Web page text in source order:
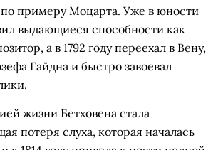
по примеру Моцарта. Уже в юности
выдающиеся способности как
а в 1792 году переехал в Вену,
Гайдна и быстро завоевал
жизни Бетховена стала
потеря слуха, которая началась